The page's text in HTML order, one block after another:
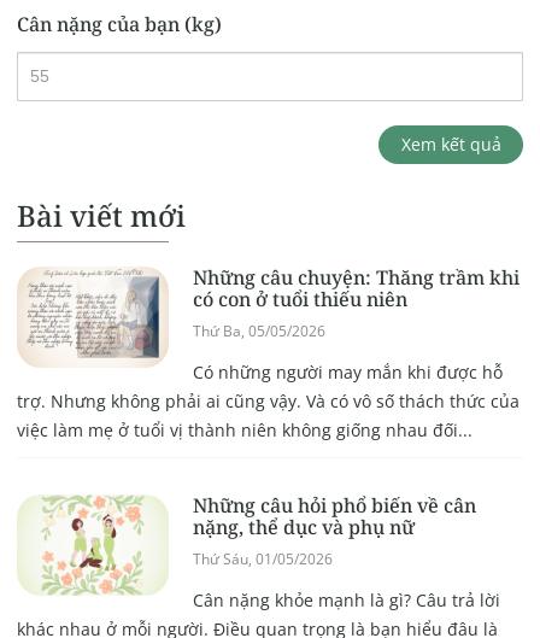
Cân nặng của bạn (kg)
Xem kết quả
Bài viết mới
Những câu chuyện: Thăng trầm khi
có con ở tuổi thiếu niên
Thứ Ba, 05/05/2026
Có những người may mắn khi được hỗ
trợ. Nhưng không phải ai cũng vậy. Và có vô số thách thức của
việc làm mẹ ở tuổi vị thành niên không giống nhau đối...
Những câu hỏi phổ biến về cân
nặng, thể dục và phụ nữ
Thứ Sáu, 01/05/2026
Cân nặng khỏe mạnh là gì? Câu trả lời
khác nhau ở mỗi người. Điều quan trọng là bạn hiểu đâu là